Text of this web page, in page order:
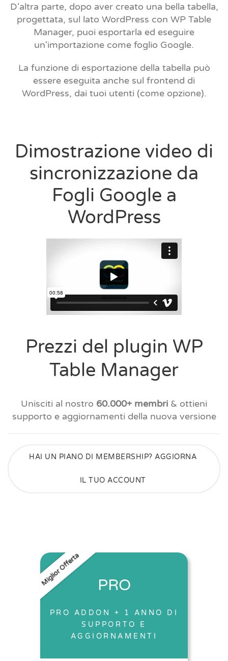
D'altra parte, dopo aver creato una bella tabella,
progettata, sul lato WordPress con WP Table
Manager, puoi esportarla ed eseguire
un'importazione come foglio Google.
La funzione di esportazione della tabella può
essere eseguita anche sul frontend di
WordPress, dai tuoi utenti (come opzione).
Dimostrazione video di
sincronizzazione da
Fogli Google a
WordPress
Prezzi del plugin WP
Table Manager
Unisciti al nostro 60.000+ membri & ottieni
supporto e aggiornamenti della nuova versione
HAI UN PIANO DI MEMBERSHIP? AGGIORNA
IL TUO ACCOUNT
Miglior Offerta PRO
PRO ADDON + 1 ANNO DI
SUPPORTO E
AGGIORNAMENTI